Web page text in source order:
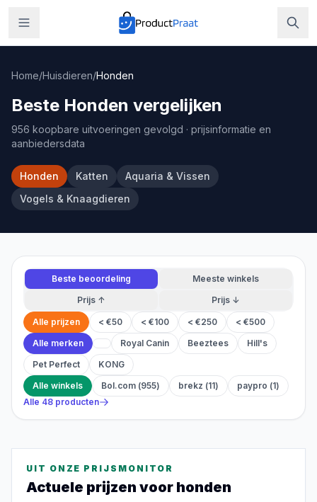
Home/Huisdieren/Honden
Beste Honden vergelijken
956 koopbare uitvoeringen gevolgd · prijsinformatie en
aanbiedersdata
Honden Katten
Aquaria & Vissen
Vogels & Knaagdieren
Beste beoordeling
Meeste winkels
Prijs ↑
Prijs ↓
Alle prijzen < €50 < €100 < €250
< €500
Alle merken
Royal Canin Beeztees
Hill's
Pet Perfect
KONG
Alle winkels
Bol.com (955) brekz (11) paypro (1)
Alle 48 producten
UIT ONZE PRIJSMONITOR
Actuele prijzen voor honden